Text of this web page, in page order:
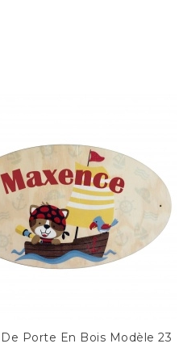
Porte En Bois Modèle 23